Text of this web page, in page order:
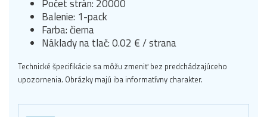
Počet strán: 20000
Balenie: 1-pack
Farba: čierna
Náklady na tlač: 0.02 € / strana
Technické špecifikácie sa môžu zmeniť bez predchádzajúceho
upozornenia. Obrázky majú iba informatívny charakter.